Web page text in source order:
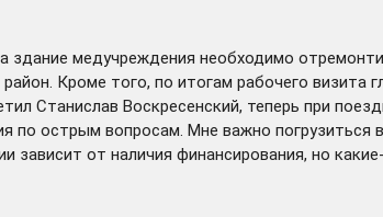
здание медучреждения необходимо
Кроме того, по итогам рабочего визита
Станислав Воскресенский, теперь при
острым вопросам. Мне важно погрузиться
зависит от наличия финансирования, но